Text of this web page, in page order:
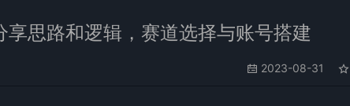
思路和逻辑，赛道选择与账号搭建
2023-08-31